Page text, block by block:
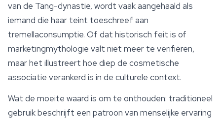
van de Tang-dynastie, wordt vaak aangehaald als
iemand die haar teint toeschreef aan
tremellaconsumptie. Of dat historisch feit is of
marketingmythologie valt niet meer te verifiëren,
maar het illustreert hoe diep de cosmetische
associatie verankerd is in de culturele context.
Wat de moeite waard is om te onthouden: traditioneel
gebruik beschrijft een patroon van menselijke ervaring